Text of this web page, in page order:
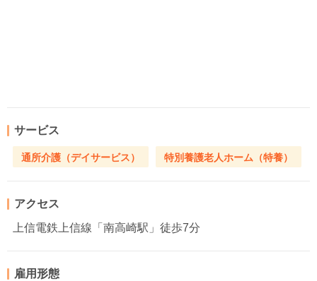
サービス
通所介護（デイサービス） 特別養護老人ホーム（特養）
アクセス
上信電鉄上信線「南高崎駅」徒歩7分
雇用形態